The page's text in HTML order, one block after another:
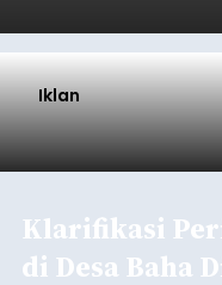
Iklan
Klarifikasi
di Desa Baha